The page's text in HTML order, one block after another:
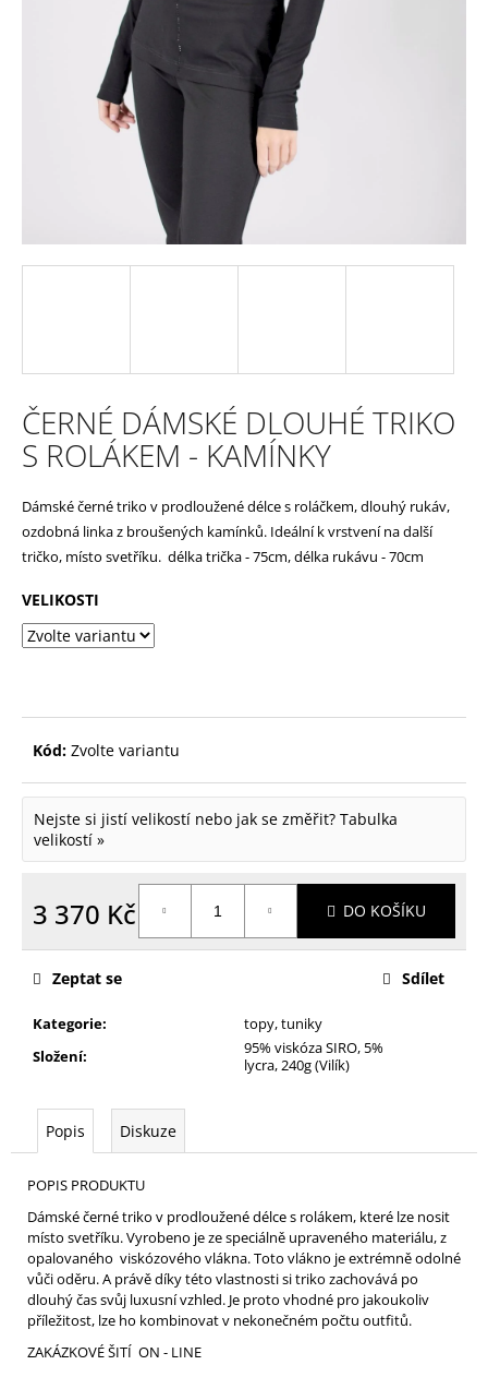
ČERNÉ DÁMSKÉ DLOUHÉ TRIKO
S ROLÁKEM - KAMÍNKY
Dámské černé triko v prodloužené délce s roláčkem, dlouhý rukáv,
ozdobná linka z broušených kamínků. Ideální k vrstvení na další
tričko, místo svetříku. délka trička - 75cm, délka rukávu - 70cm
VELIKOSTI
Kód: Zvolte variantu
Nejste si jistí velikostí nebo jak se změřit? Tabulka
velikostí »
3 370 Kč DO KOŠÍKU
Kategorie:
topy, tuniky
Složení:
95% viskóza SIRO, 5%
lycra, 240g (Vilík)
Zeptat se Sdílet
Popis Diskuze
POPIS PRODUKTU
Dámské černé triko v prodloužené délce s rolákem, které lze nosit
místo svetříku. Vyrobeno je ze speciálně upraveného materiálu, z
opalovaného viskózového vlákna. Toto vlákno je extrémně odolné
vůči oděru. A právě díky této vlastnosti si triko zachovává po
dlouhý čas svůj luxusní vzhled. Je proto vhodné pro jakoukoliv
příležitost, lze ho kombinovat v nekonečném počtu outfitů.
ZAKÁZKOVÉ ŠITÍ ON - LINE
D
p
o
r
u
č
j
e
m
e